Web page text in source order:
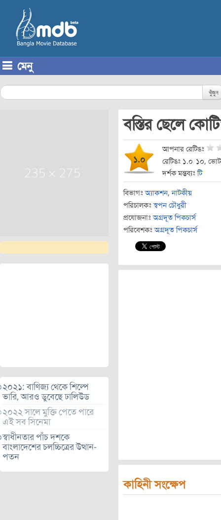
মেনু
খুঁজুন
২০২১: বাণিজ্য থেকে শিল্পে
ভারি, আরও ডুবেছে ঢালিউড
২০২২ সালে মুক্তি পেতে পারে
এই সব সিনেমা
স্বাধীনতার পাঁচ দশকে
বাংলাদেশের চলচ্চিত্রের উত্থান-
পতন
বস্তির ছেলে
১.০
আপনার রেটিঙঃ
রেটিঙঃ ১.০/১০,
দর্শক মন্তব্যঃটি
বিভাগঃ অ্যাকশন,নাটকীয়
পরিচালকঃ স্বপন চৌধুরী
প্রযোজনাঃ অগ্রদূত পিকচার্স
পরিবেশকঃ অগ্রদূত পিকচার্স
কাহিনী সংক্ষেপ